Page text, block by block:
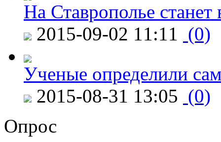
На Ставрополье
2015-09-02 11:11 (0)
Ученые определили
2015-08-31 13:05 (0)
Опрос